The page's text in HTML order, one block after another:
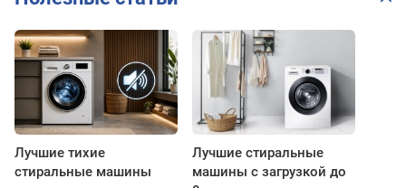
Лучшие тихие
стиральные машины
Лучшие стиральные
машины с загрузкой до